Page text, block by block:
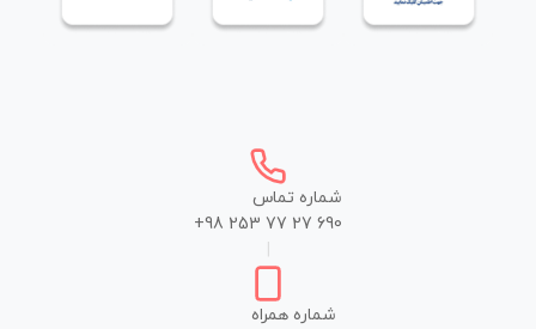
شماره تماس
+98 253 77 27 690
شماره همراه